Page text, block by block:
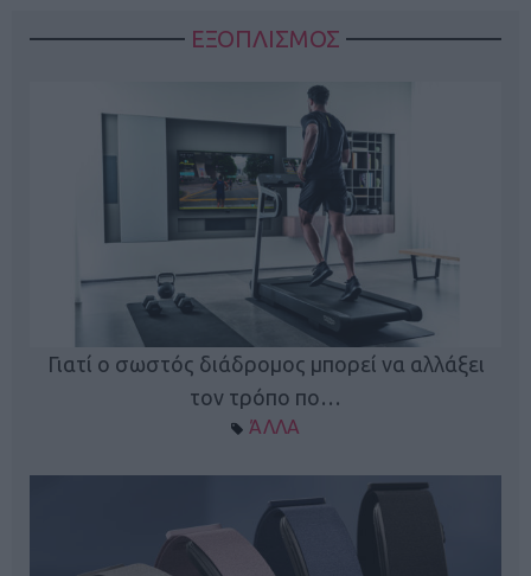
ΕΞΟΠΛΙΣΜΟΣ
Γιατί ο σωστός διάδρομος μπορεί να αλλάξει
τον τρόπο πο…
ΆΛΛΑ